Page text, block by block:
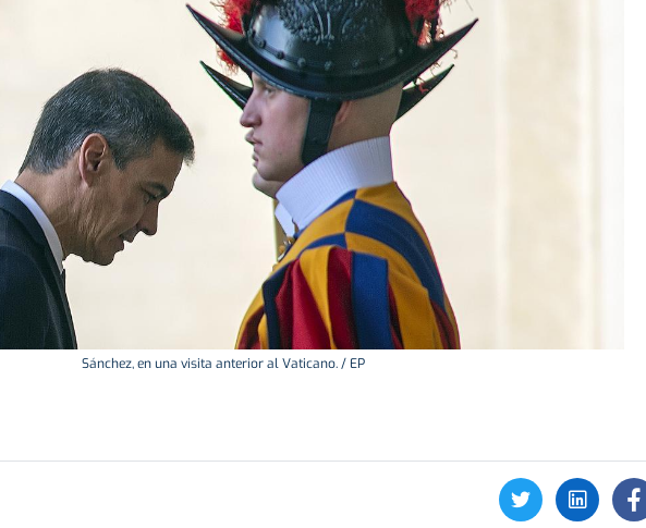
Sánchez, en una visita anterior al Vaticano. / EP